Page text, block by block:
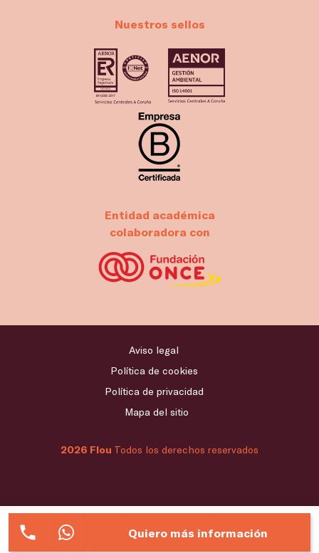
Nuestros sellos
Entidad académica
colaboradora con
2026 Flou Todos los derechos reservados
Aviso legal
Política de cookies
Política de privacidad
Mapa del sitio
Quiero más información